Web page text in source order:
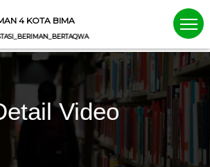
4 KOTA BIMA
Video